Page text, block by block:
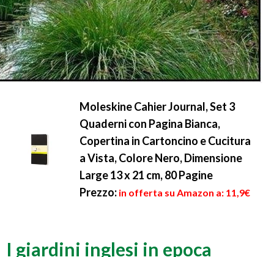
Moleskine Cahier Journal, Set 3
Quaderni con Pagina Bianca,
Copertina in Cartoncino e Cucitura
a Vista, Colore Nero, Dimensione
Large 13 x 21 cm, 80 Pagine
Prezzo: in offerta su Amazon a: 11,9€
I giardini inglesi in epoca